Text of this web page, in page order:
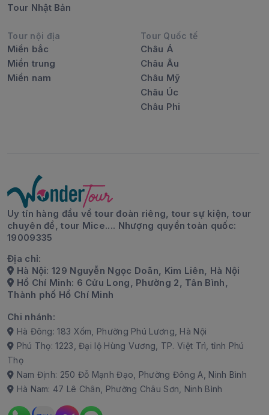
Tour Nhật Bản
Tour nội địa
Miền bắc
Miền trung
Miền nam
Tour Quốc tế
Châu Á
Châu Âu
Châu Mỹ
Châu Úc
Châu Phi
Uy tín hàng đầu về tour đoàn riêng, tour sự kiện, tour
chuyên đề, tour Mice.... Nhượng quyền toàn quốc:
19009335
Địa chỉ:
Hà Nội: 129 Nguyễn Ngọc Doãn, Kim Liên, Hà Nội
Hồ Chí Minh: 6 Cửu Long, Phường 2, Tân Bình,
Thành phố Hồ Chí Minh
Chi nhánh:
Hà Đông: 183 Xốm, Phường Phú Lương, Hà Nội
Phú Thọ: 1223, Đại lộ Hùng Vương, TP. Việt Trì, tỉnh Phú
Thọ
Nam Định: 250 Đỗ Mạnh Đạo, Phường Đông A, Ninh Bình
Hà Nam: 47 Lê Chân, Phường Châu Sơn, Ninh Bình